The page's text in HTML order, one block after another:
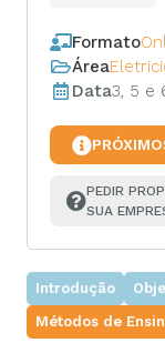
Formato
Área
Data3, 5 e
PEDIR
SUA
Introdução
Métodos de